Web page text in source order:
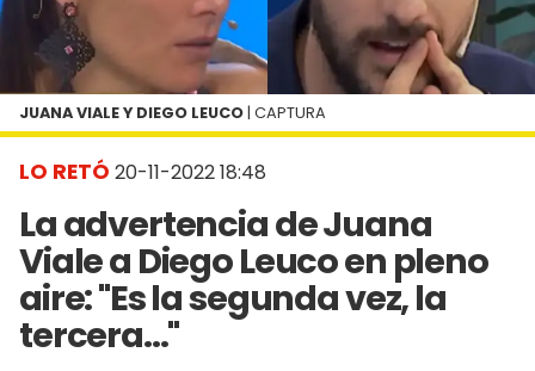
LO RETÓ 20-11-2022 18:48
La advertencia de Juana
Viale a Diego Leuco en pleno
aire: "Es la segunda vez, la
tercera..."
JUANA VIALE Y DIEGO LEUCO | CAPTURA